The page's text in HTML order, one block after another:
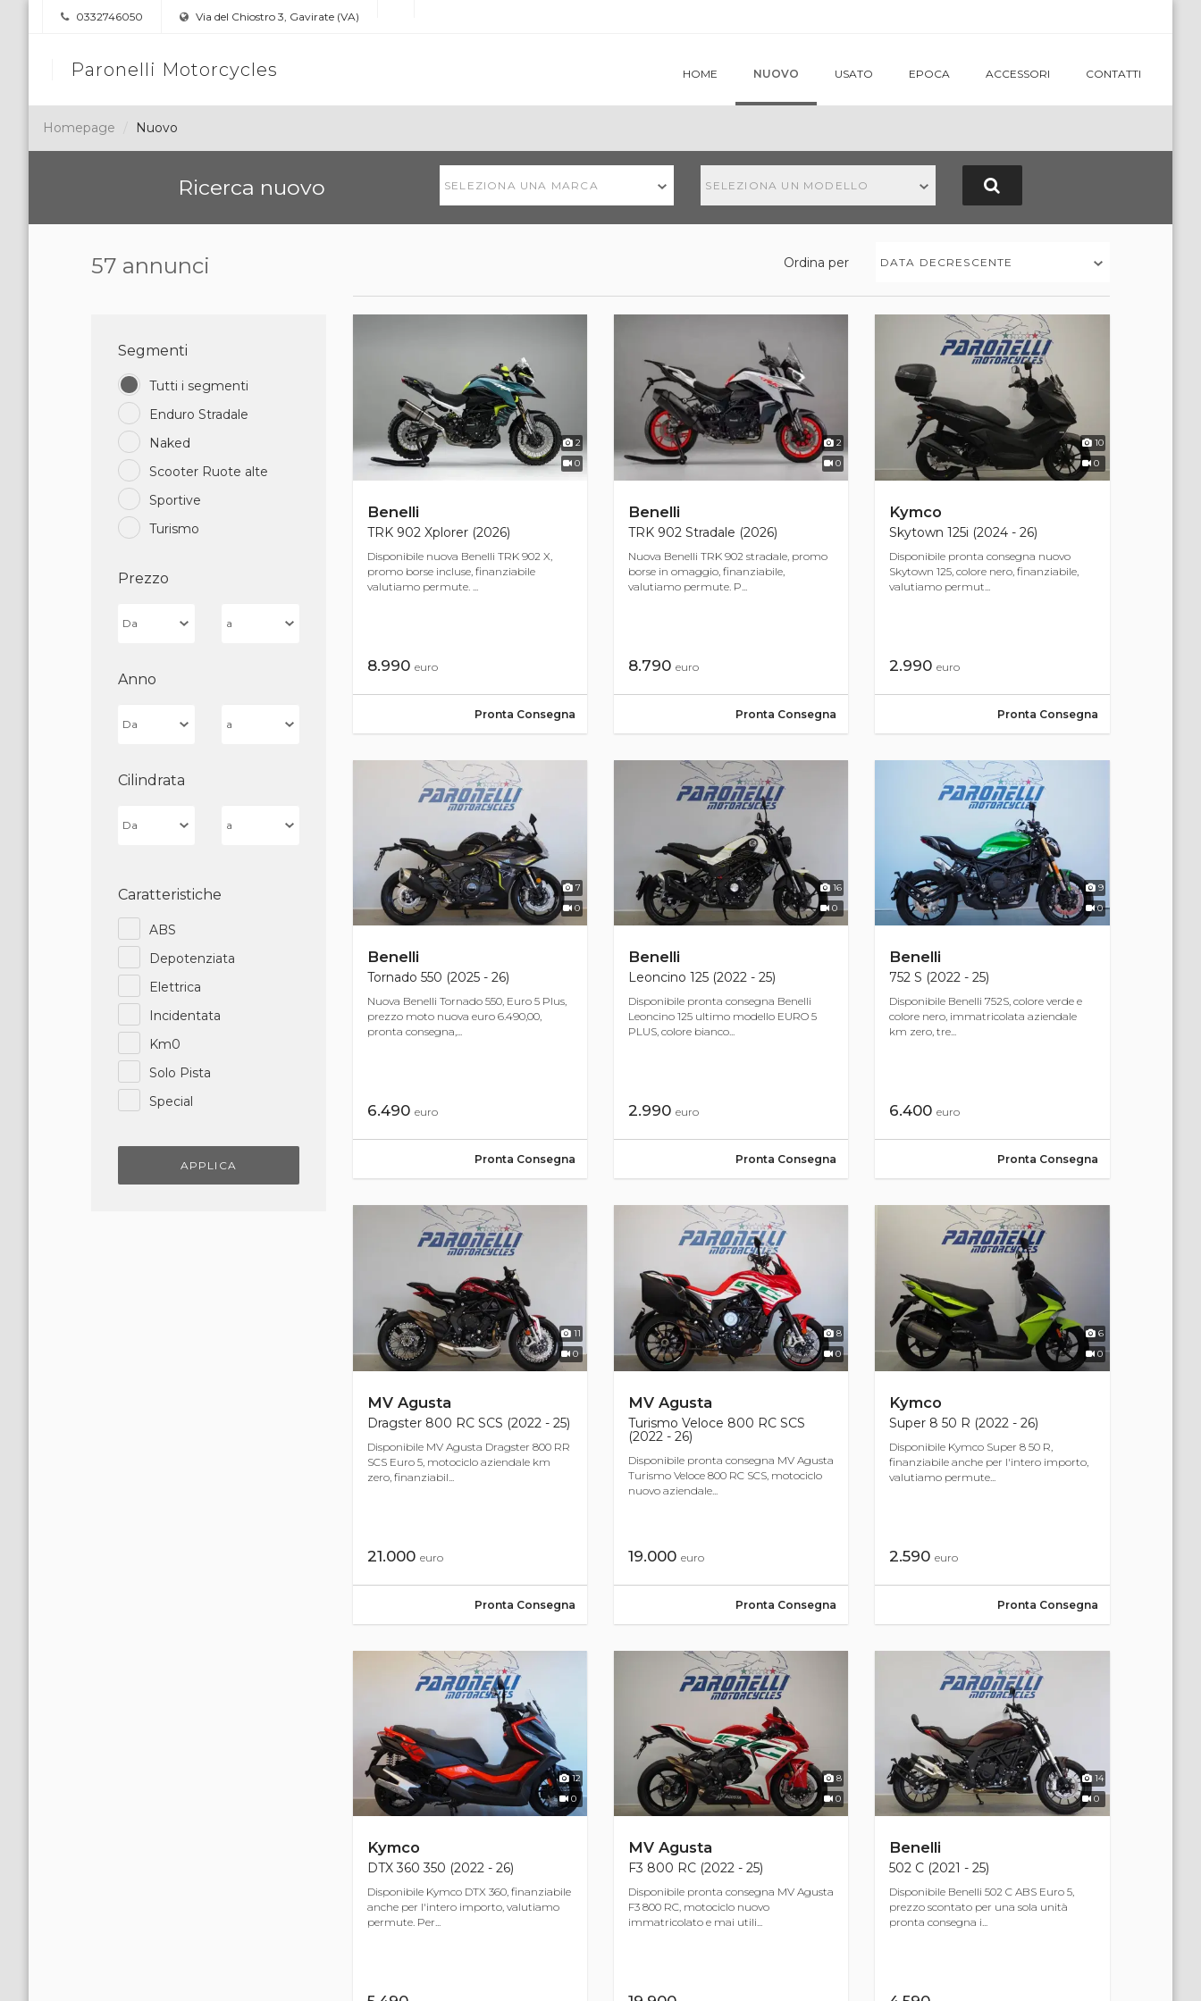
0332746050 Via del Chiostro 3, Gavirate (VA)
Paronelli Motorcycles HOME NUOVO USATO EPOCA ACCESSORI CONTATTI
Homepage Nuovo
Ricerca nuovo SELEZIONA UNA MARCA SELEZIONA UN MODELLO
57 annunci Ordina per DATA DECRESCENTE
Segmenti
Tutti i segmenti
Enduro Stradale
Naked
Scooter Ruote alte
Sportive
Turismo
Prezzo
Anno
Cilindrata
Caratteristiche
ABS
Depotenziata
Elettrica
Incidentata
Km0
Solo Pista
Special
APPLICA
2
0
Benelli
TRK 902 Xplorer (2026)
Disponibile nuova Benelli TRK 902 X,
promo borse incluse, finanziabile
valutiamo permute. ...
8.990 euro
Pronta Consegna
2
0
Benelli
TRK 902 Stradale (2026)
Nuova Benelli TRK 902 stradale, promo
borse in omaggio, finanziabile,
valutiamo permute. P...
8.790 euro
Pronta Consegna
10
0
Kymco
Skytown 125i (2024 - 26)
Disponibile pronta consegna nuovo
Skytown 125, colore nero, finanziabile,
valutiamo permut...
2.990euro
Pronta Consegna
7
0
Benelli
Tornado 550 (2025 - 26)
Nuova Benelli Tornado 550, Euro 5 Plus,
prezzo moto nuova euro 6.490,00,
pronta consegna,...
6.490 euro
Pronta Consegna
16
0
Benelli
Leoncino 125 (2022 - 25)
Disponibile pronta consegna Benelli
Leoncino 125 ultimo modello EURO 5
PLUS, colore bianco...
2.990 euro
Pronta Consegna
9
0
Benelli
752 S (2022 - 25)
Disponibile Benelli 752S, colore verde e
colore nero, immatricolata aziendale
km zero, tre...
6.400euro
Pronta Consegna
11
0
MV Agusta
Dragster 800 RC SCS (2022 - 25)
Disponibile MV Agusta Dragster 800 RR
SCS Euro 5, motociclo aziendale km
zero, finanziabil...
21.000 euro
Pronta Consegna
8
0
MV Agusta
Turismo Veloce 800 RC SCS
(2022 - 26)
Disponibile pronta consegna MV Agusta
Turismo Veloce 800 RC SCS, motociclo
nuovo aziendale...
19.000 euro
Pronta Consegna
6
0
Kymco
Super 8 50 R (2022 - 26)
Disponibile Kymco Super 8 50 R,
finanziabile anche per l'intero importo,
valutiamo permute...
2.590euro
Pronta Consegna
12
0
Kymco
DTX 360 350 (2022 - 26)
Disponibile Kymco DTX 360, finanziabile
anche per l'intero importo, valutiamo
permute. Per...
8
0
MV Agusta
F3 800 RC (2022 - 25)
Disponibile pronta consegna MV Agusta
F3 800 RC, motociclo nuovo
immatricolato e mai utili...
14
0
Benelli
502 C (2021 - 25)
Disponibile Benelli 502 C ABS Euro 5,
prezzo scontato per una sola unità
pronta consegna i...